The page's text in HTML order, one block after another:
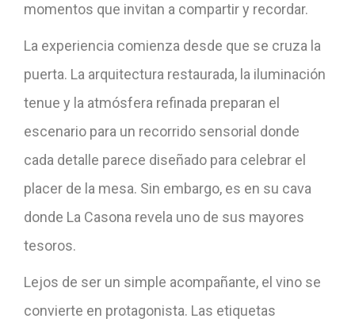
momentos que invitan a compartir y recordar.
La experiencia comienza desde que se cruza la
puerta. La arquitectura restaurada, la iluminación
tenue y la atmósfera refinada preparan el
escenario para un recorrido sensorial donde
cada detalle parece diseñado para celebrar el
placer de la mesa. Sin embargo, es en su cava
donde La Casona revela uno de sus mayores
tesoros.
Lejos de ser un simple acompañante, el vino se
convierte en protagonista. Las etiquetas